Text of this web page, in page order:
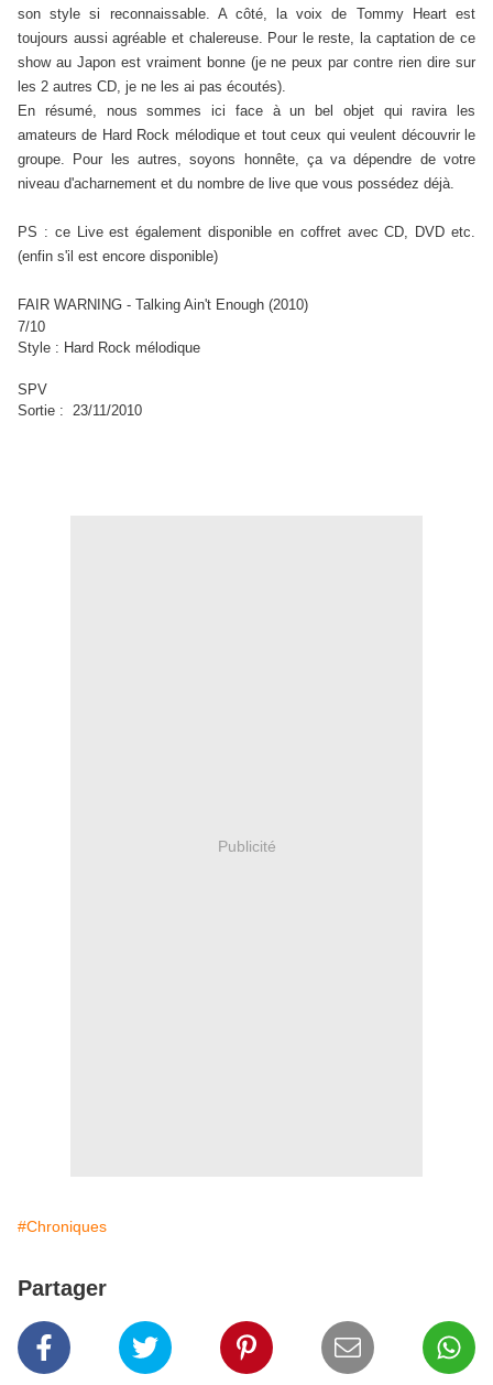
son style si reconnaissable. A côté, la voix de Tommy Heart est
toujours aussi agréable et chalereuse. Pour le reste, la captation de ce
show au Japon est vraiment bonne (je ne peux par contre rien dire sur
les 2 autres CD, je ne les ai pas écoutés).
En résumé, nous sommes ici face à un bel objet qui ravira les
amateurs de Hard Rock mélodique et tout ceux qui veulent découvrir le
groupe. Pour les autres, soyons honnête, ça va dépendre de votre
niveau d'acharnement et du nombre de live que vous possédez déjà.
PS : ce Live est également disponible en coffret avec CD, DVD etc.
(enfin s'il est encore disponible)
FAIR WARNING - Talking Ain't Enough (2010)
7/10
Style : Hard Rock mélodique
SPV
Sortie : 23/11/2010
Publicité
#Chroniques
Partager